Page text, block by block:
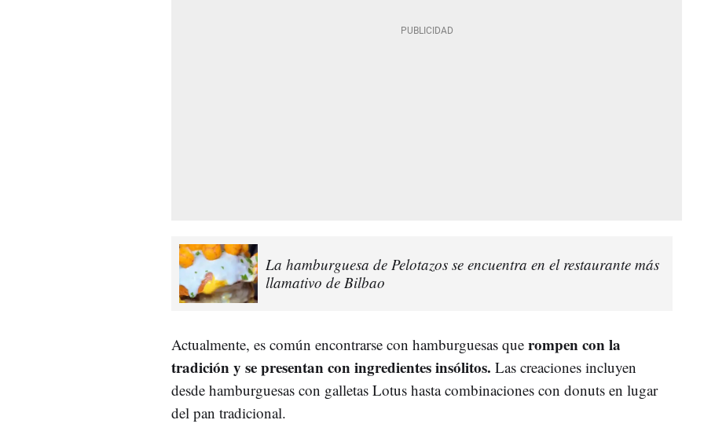
La hamburguesa de Pelotazos se encuentra en el restaurante más
llamativo de Bilbao
Actualmente, es común encontrarse con hamburguesas que rompen con la
tradición y se presentan con ingredientes insólitos. Las creaciones incluyen
desde hamburguesas con galletas Lotus hasta combinaciones con donuts en lugar
del pan tradicional.